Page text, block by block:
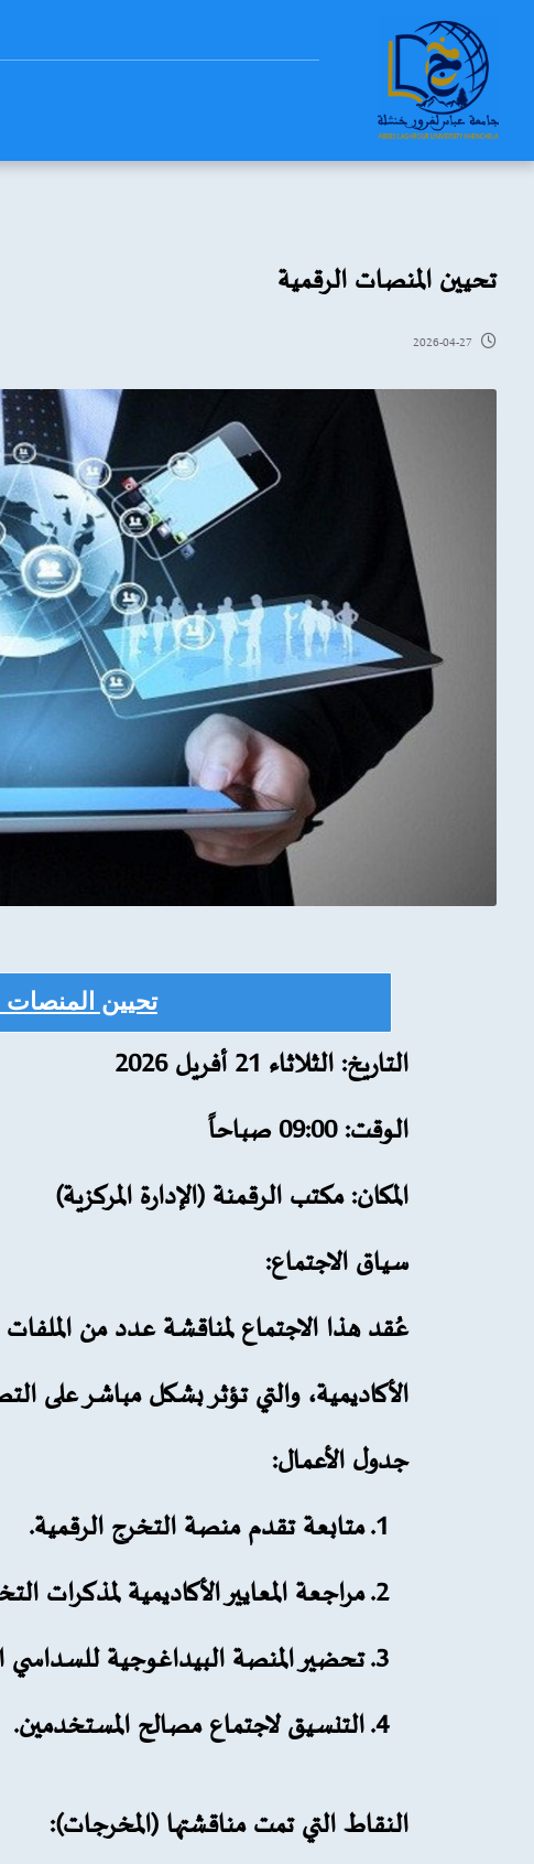
تحيين المنصات الرقمية
2026-04-27
تحيين المنصات
التاريخ:الثلاثاء 21 أفريل 2026
الوقت:09:00 صباحاً
المكان:مكتب الرقمنة (الإدارة المركزية)
سياق الاجتماع:
عُقد هذا الاجتماع لمناقشة عدد من الملفات
الأكاديمية، والتي تؤثر بشكل مباشر على
جدول الأعمال:
متابعة تقدم منصة التخرج الرقمية.
مراجعة المعايير الأكاديمية لمذكرات
تحضير المنصة البيداغوجية للسداسي
التنسيق لاجتماع مصالح المستخدمين.
النقاط التي تمت مناقشتها (المخرجات):